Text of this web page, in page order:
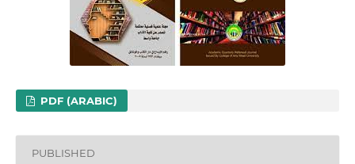
PDF (ARABIC)
PUBLISHED